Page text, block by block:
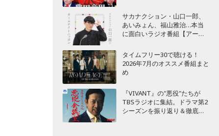
サカナクション・山口一郎、
あいみょん、福山雅治…本当
に面白いラジオ番組【アーテ
タイムフリー30で聴ける！
2026年7月のオススメ番組まと
め
『VIVANT』の"悪役"たちが
TBSラジオに集結。ドラマ第2
シーズンを振り返り＆徹底考